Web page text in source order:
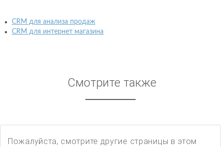
CRM для анализа продаж
CRM для интернет магазина
Смотрите также
Пожалуйста, смотрите другие страницы в этом